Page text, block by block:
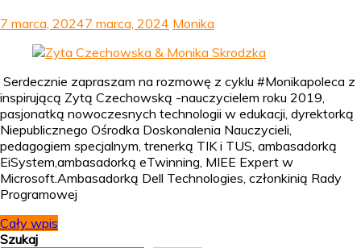
7 marca, 20247 marca, 2024 Monika
Serdecznie zapraszam na rozmowę z cyklu #Monikapoleca z
inspirującą Zytą Czechowską -nauczycielem roku 2019,
pasjonatką nowoczesnych technologii w edukacji, dyrektorką
Niepublicznego Ośrodka Doskonalenia Nauczycieli,
pedagogiem specjalnym, trenerką TIK i TUS, ambasadorką
EiSystem,ambasadorką eTwinning, MIEE Expert w
Microsoft.Ambasadorką Dell Technologies, członkinią Rady
Programowej
Cały wpis
Szukaj